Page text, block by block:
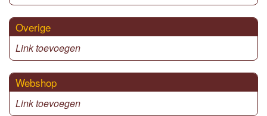
Overige
Link toevoegen
Webshop
Link toevoegen